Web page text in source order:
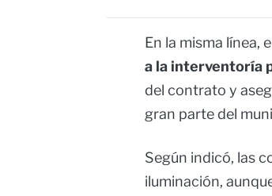
En la misma línea,
a la interventoría
del contrato y
gran parte del
Según indicó, las
iluminación,